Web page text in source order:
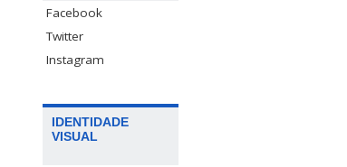
Facebook
Twitter
Instagram
IDENTIDADE
VISUAL